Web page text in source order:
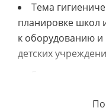
Тема
планировке школ
к оборудованию
детских